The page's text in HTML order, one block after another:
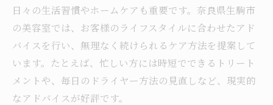
日々の生活習慣やホームケアも重要です。奈良県生駒市
の美容室では、お客様のライフスタイルに合わせたアド
バイスを行い、無理なく続けられるケア方法を提案して
います。たとえば、忙しい方には時短でできるトリート
メントや、毎日のドライヤー方法の見直しなど、現実的
なアドバイスが好評です。